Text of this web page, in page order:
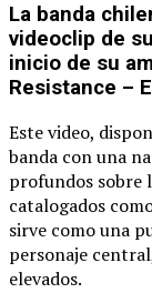
La banda
videoclip de
inicio de su
Resistance –
Este video,
banda con una
profundos sobre
catalogados
sirve como una
personaje
elevados.